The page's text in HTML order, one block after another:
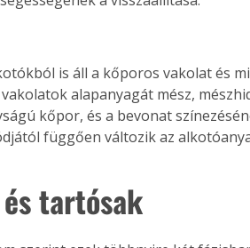
is áll a kőporos vakolat és
alapanyagát mész,
kőpor, és a bevonat
függően változik az
tartósak